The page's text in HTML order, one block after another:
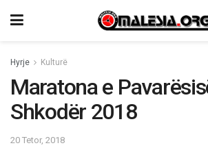
Hyrje Kulturë
Maratona e
Shkodër 2018
20 Tetor, 2018